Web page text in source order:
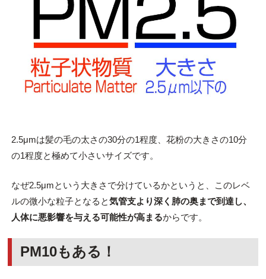
2.5μmは髪の毛の太さの30分の1程度、花粉の大きさの10分
の1程度と極めて小さいサイズです。
なぜ2.5μmという大きさで分けているかというと、このレベ
ルの微小な粒子となると気管支より深く肺の奥まで到達し、
人体に悪影響を与える可能性が高まるからです。
PM10もある！